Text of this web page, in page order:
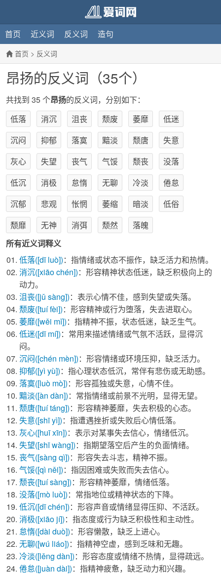
首页 近义词 反义词 造句
首页 > 反义词
昂扬的反义词（35个）
共找到 35 个昂扬的反义词，分别如下：
低落
消沉 沮丧 颓废 萎靡
低迷
沉闷
抑郁 落寞 黯淡 颓唐
失意
灰心
失望 丧气 气馁 颓丧
没落
低沉
消极 怠惰 无聊 冷淡
倦怠
沉郁
悲观 怅惘 萎缩 暗淡
低俗
颓靡
无神 消弭 颓然
落魄
所有近义词释义
低落([dī luò])：指情绪或状态不振作，缺乏活力和热情。
消沉([xiāo chén])：形容精神状态低迷，缺乏积极向上的
动力。
沮丧([jǔ sàng])：表示心情不佳，感到失望或失落。
颓废([tuí fèi])：形容精神或行为堕落，失去进取心。
萎靡([wěi mǐ])：指精神不振，状态低迷，缺乏生气。
低迷([dī mí])：常用来描述情绪或气氛不活跃，显得沉
闷。
沉闷([chén mèn])：形容情绪或环境压抑，缺乏活力。
抑郁([yì yù])：指心理状态低沉，常伴有悲伤或无助感。
落寞([luò mò])：形容孤独或失意，心情不佳。
黯淡([àn dàn])：常指情绪或前景不光明，显得无望。
颓唐([tuí táng])：形容精神萎靡，失去积极的心态。
失意([shī yì])：指遭遇挫折或失败后心情低落。
灰心([huī xīn])：表示对某事失去信心，情绪低沉。
失望([shī wàng])：指期望落空后产生的负面情绪。
丧气([sàng qì])：形容失去斗志，精神不振。
气馁([qì něi])：指因困难或失败而失去信心。
颓丧([tuí sàng])：形容精神萎靡，情绪低落。
没落([mò luò])：常指地位或精神状态的下降。
低沉([dī chén])：形容声音或情绪显得压抑、不活跃。
消极([xiāo jí])：指态度或行为缺乏积极性和主动性。
怠惰([dài duò])：形容懒散，缺乏上进心。
无聊([wú liáo])：指精神空虚，感到乏味和无趣。
冷淡([lěng dàn])：形容态度或情绪不热情，显得疏远。
倦怠([juàn dài])：指精神疲惫，缺乏动力和兴趣。